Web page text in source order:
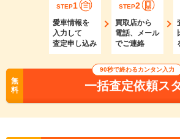
STEP1
愛車情報を
入力して
査定申し込み
STEP2
買取店から
電話、メール
でご連絡
無
料
90秒で終わるカンタン入力
一括査定依頼ス